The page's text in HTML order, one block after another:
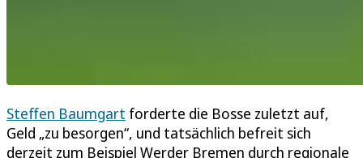
Steffen Baumgart forderte die Bosse zuletzt auf,
Geld „zu besorgen“, und tatsächlich befreit sich
derzeit zum Beispiel Werder Bremen durch regionale